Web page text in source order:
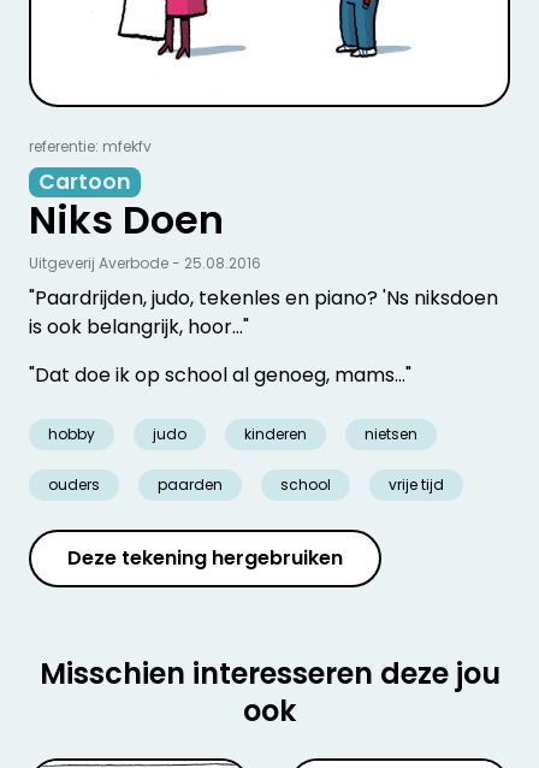
referentie: mfekfv
Cartoon
Niks Doen
"Paardrijden, judo, tekenles en piano? 'Ns niksdoen
is ook belangrijk, hoor…"
"Dat doe ik op school al genoeg, mams…"
hobby judo kinderen nietsen
ouders paarden school vrije tijd
Uitgeverij Averbode - 25.08.2016
Deze tekening hergebruiken
Misschien interesseren deze jou
ook